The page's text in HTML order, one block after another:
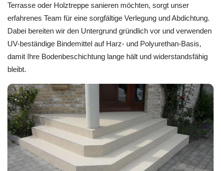
Terrasse oder Holztreppe sanieren möchten, sorgt unser
erfahrenes Team für eine sorgfältige Verlegung und Abdichtung.
Dabei bereiten wir den Untergrund gründlich vor und verwenden
UV-beständige Bindemittel auf Harz- und Polyurethan-Basis,
damit Ihre Bodenbeschichtung lange hält und widerstandsfähig
bleibt.